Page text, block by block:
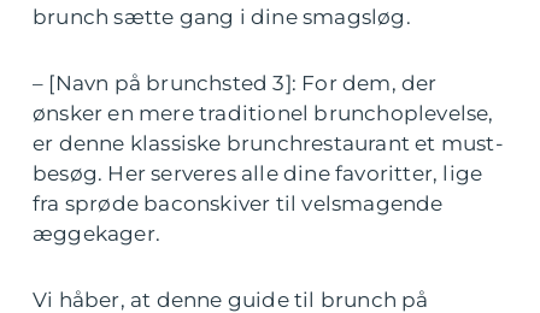
brunch sætte gang i dine smagsløg.
– [Navn på brunchsted 3]: For dem, der
ønsker en mere traditionel brunchoplevelse,
er denne klassiske brunchrestaurant et must-
besøg. Her serveres alle dine favoritter, lige
fra sprøde baconskiver til velsmagende
æggekager.
Vi håber, at denne guide til brunch på